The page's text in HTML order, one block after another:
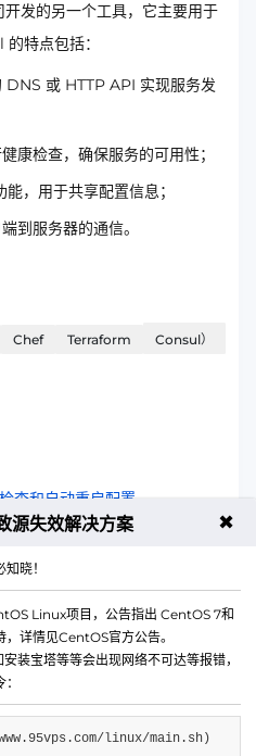
发的另一个工具，它主要用于
特点包括：
或 HTTP API 实现服务发
康检查，确保服务的可用性；
，用于共享配置信息；
到服务器的通信。
Chef Terraform Consul）
查和自动重启配置
源失效解决方案 ✖
晓！
Linux项目，公告指出 CentOS 7和
详情见CentOS官方公告。
装宝塔等等会出现网络不可达等报错，
linux/main.sh)